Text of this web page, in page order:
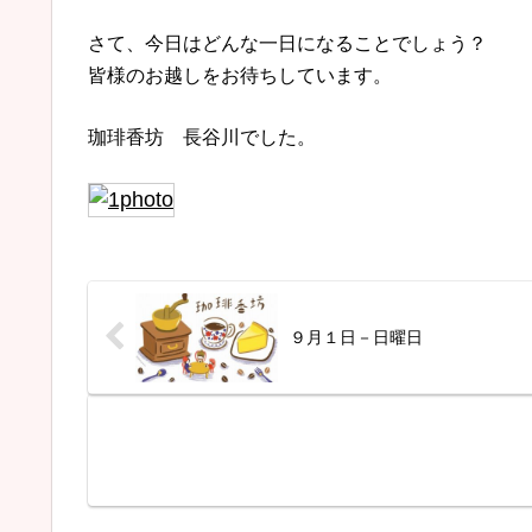
さて、今日はどんな一日になることでしょう？
皆様のお越しをお待ちしています。
珈琲香坊 長谷川でした。
９月１日－日曜日